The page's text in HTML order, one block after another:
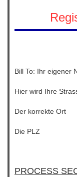
Bill To: Ihr eigener
Hier wird Ihre
Der korrekte Ort
Die PLZ
PROCESS